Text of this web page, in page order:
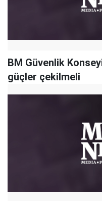
BM Güvenlik
güçler çekilmeli